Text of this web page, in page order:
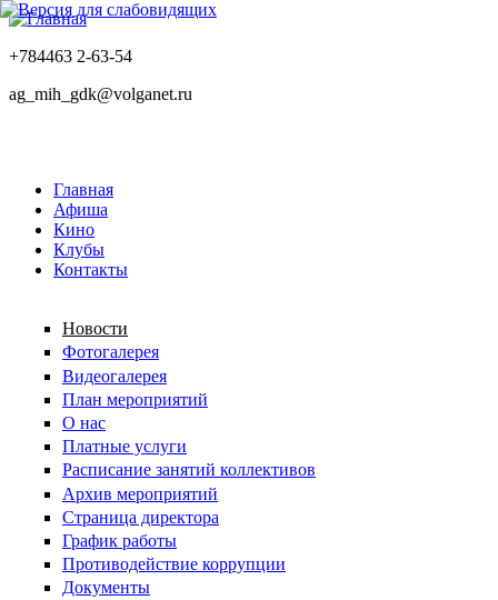
+784463 2-63-54
ag_mih_gdk@volganet.ru
Главная
Афиша
Кино
Клубы
Контакты
Новости
Фотогалерея
Видеогалерея
План мероприятий
О нас
Платные услуги
Расписание занятий коллективов
Архив мероприятий
Страница директора
График работы
Противодействие коррупции
Документы